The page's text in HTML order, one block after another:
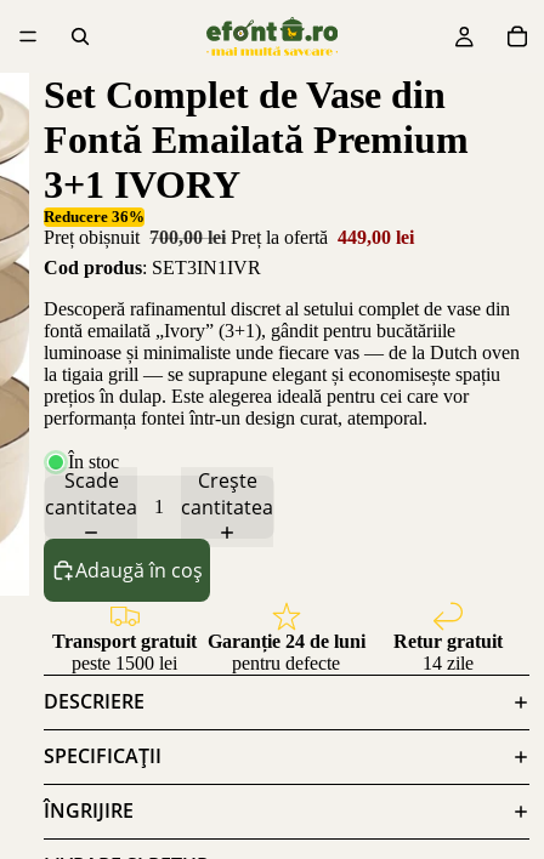
Set Complet de Vase din
Fontă Emailată Premium
3+1 IVORY
Reducere 36%
Preț obișnuit 700,00 lei Preț la ofertă 449,00 lei
Cod produs: SET3IN1IVR
Descoperă rafinamentul discret al setului complet de vase din
fontă emailată „Ivory” (3+1), gândit pentru bucătăriile
luminoase și minimaliste unde fiecare vas — de la Dutch oven
la tigaia grill — se suprapune elegant și economisește spațiu
prețios în dulap. Este alegerea ideală pentru cei care vor
performanța fontei într-un design curat, atemporal.
În stoc
Scade
cantitatea
Crește
cantitatea
Adaugă în coș
Transport gratuit
peste 1500 lei
Garanție 24 de luni
pentru defecte
Retur gratuit
14 zile
DESCRIERE
SPECIFICAȚII
ÎNGRIJIRE